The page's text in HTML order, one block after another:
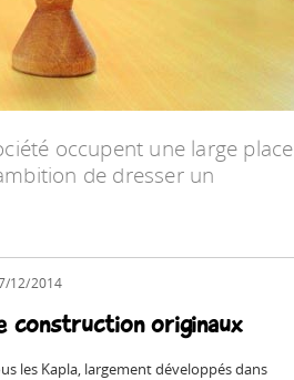
occupent une large place
de dresser un
12/2014
construction originaux
les Kapla, largement développés dans